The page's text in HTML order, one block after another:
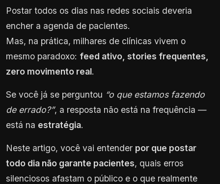
Postar todos os dias nas redes sociais deveria
encher a agenda de pacientes.
Mas, na prática, milhares de clínicas vivem o
mesmo paradoxo: feed ativo, stories frequentes,
zero movimento real.
Se você já se perguntou “o que estamos fazendo
de errado?”, a resposta não está na frequência —
está na estratégia.
Neste artigo, você vai entender por que postar
todo dia não garante pacientes, quais erros
silenciosos afastam o público e o que realmente